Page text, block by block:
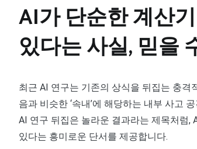
AI가 단순한 계산
있다는 사실, 믿을
최근 AI 연구는 기존의 상식을 뒤집는 충
음과 비슷한 ‘속내’에 해당하는 내부 사고
AI 연구 뒤집은 놀라운 결과라는 제목처럼,
있다는 흥미로운 단서를 제공합니다.